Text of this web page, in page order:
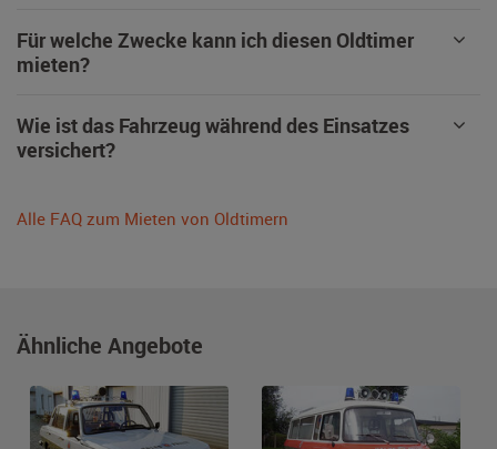
Für welche Zwecke kann ich diesen Oldtimer
mieten?
Wie ist das Fahrzeug während des Einsatzes
versichert?
Alle FAQ zum Mieten von Oldtimern
Ähnliche Angebote